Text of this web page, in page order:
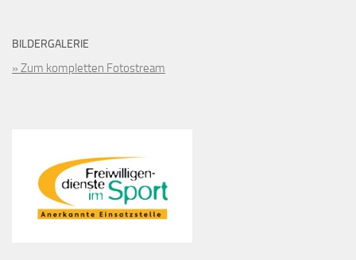
BILDERGALERIE
» Zum kompletten Fotostream